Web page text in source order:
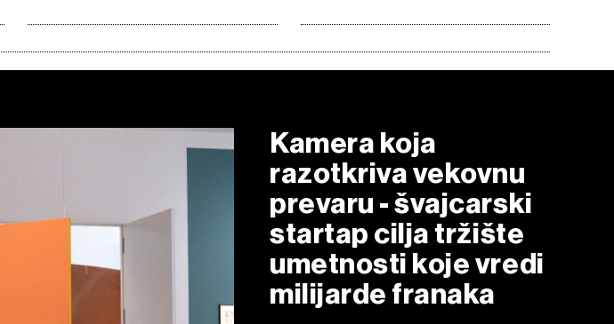
Kamera koja
razotkriva vekovnu
prevaru - švajcarski
startap cilja tržište
umetnosti koje vredi
milijarde franaka